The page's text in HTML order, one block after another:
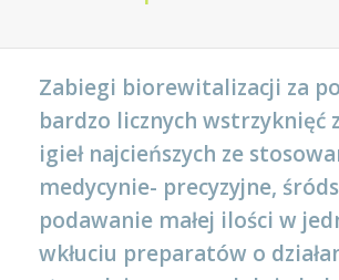
Zabiegi biorewitalizacji za
bardzo licznych wstrzyknięć
igieł najcieńszych ze
medycynie- precyzyjne,
podawanie małej ilości w
wkłuciu preparatów o